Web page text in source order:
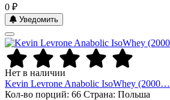
0 ₽
Уведомить
Нет в наличии
Kevin Levrone Anabolic IsoWhey (2000…
Кол-во порций: 66 Страна: Польша